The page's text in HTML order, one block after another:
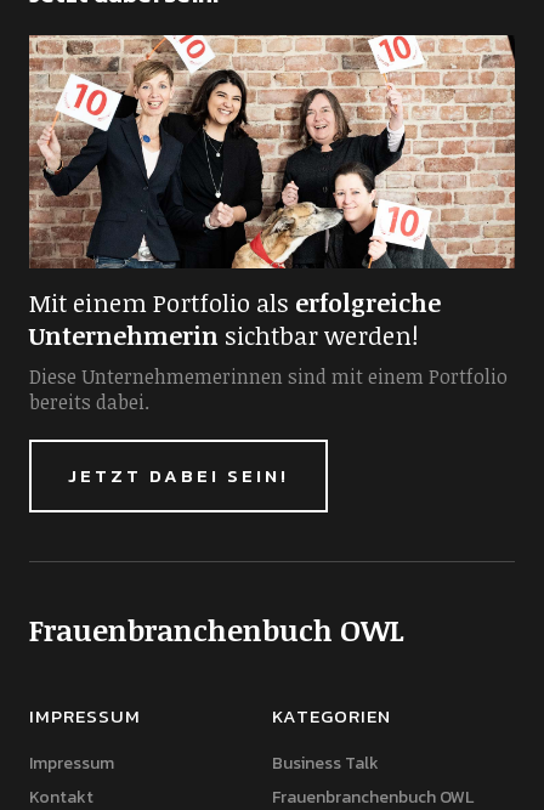
Mit einem Portfolio als erfolgreiche
Unternehmerinsichtbar werden!
Diese Unternehmemerinnen sind mit einem Portfolio
bereits dabei.
JETZT DABEI SEIN!
Frauenbranchenbuch OWL
IMPRESSUM
Impressum
Kontakt
KATEGORIEN
Business Talk
Frauenbranchenbuch OWL